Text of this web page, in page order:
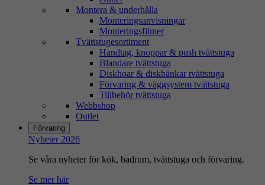
Montera & underhålla
Monteringsanvisningar
Monteringsfilmer
Tvättstugesortiment
Handtag, knoppar & push tvättstuga
Blandare tvättstuga
Diskhoar & diskbänkar tvättstuga
Förvaring & väggsystem tvättstuga
Tillbehör tvättstuga
Webbshop
Outlet
Förvaring
Nyheter 2026
Se våra nyheter för kök, badrum, tvättstuga och förvaring.
Se mer här